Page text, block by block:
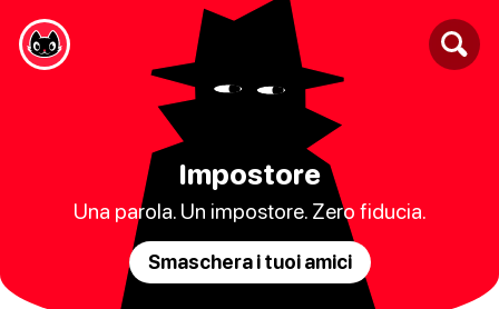
Impostore
Una parola. Un impostore. Zero fiducia.
Smaschera i tuoi amici